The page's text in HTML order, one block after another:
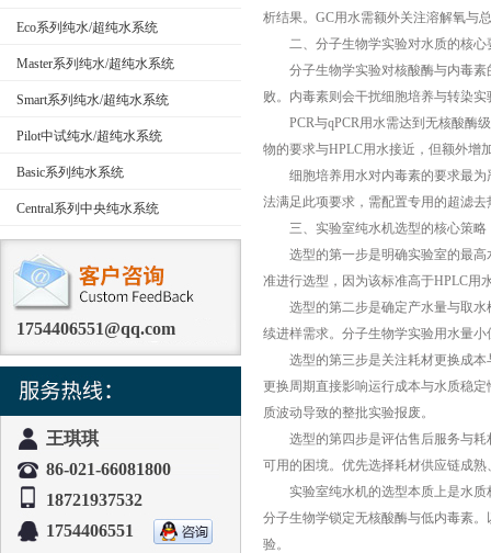
Eco系列纯水/超纯水系统
Master系列纯水/超纯水系统
Smart系列纯水/超纯水系统
Pilot中试纯水/超纯水系统
Basic系列纯水系统
Central系列中央纯水系统
1754406551@qq.com
王琪琪
86-021-66081800
18721937532
1754406551
析结果。GC用水需额外关注溶解氧与
二、分子生物学实验对水质的核心
分子生物学实验对核酸酶与内毒素
败。内毒素则会干扰细胞培养与转染
PCR与qPCR用水需达到无核酸酶级
物的要求与HPLC用水接近，但额外增
细胞培养用水对内毒素的要求最为
法满足此项要求，需配置专用的超滤去
三、实验室纯水机选型的核心策略
选型的第一步是明确实验室的最高
准进行选型，因为该标准高于HPLC用
选型的第二步是确定产水量与取水
续进样需求。分子生物学实验用水量
选型的第三步是关注耗材更换成本
更换周期直接影响运行成本与水质稳
质波动导致的整批实验报废。
选型的第四步是评估售后服务与耗
可用的困境。优先选择耗材供应链成
实验室纯水机的选型本质上是水质
分子生物学锁定无核酸酶与低内毒素
验。